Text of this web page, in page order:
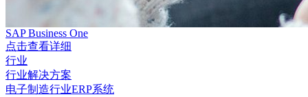
SAP Business One
点击查看详细
行业
行业解决方案
电子制造行业ERP系统